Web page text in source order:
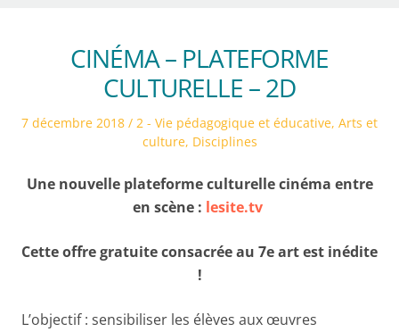
CINÉMA – PLATEFORME
CULTURELLE – 2D
Posted
7 décembre 2018
Posted
in
2 - Vie pédagogique et éducative, Arts et
culture, Disciplines
Une nouvelle plateforme culturelle cinéma entre
en scène : lesite.tv
Cette offre gratuite consacrée au 7e art est inédite
!
L’objectif : sensibiliser les élèves aux œuvres